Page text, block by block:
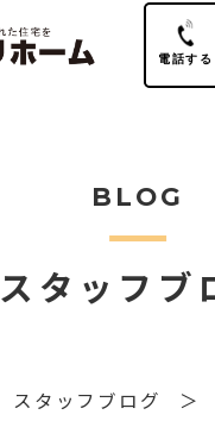
電話する
BLOG
スタッフブ
スタッフブログ